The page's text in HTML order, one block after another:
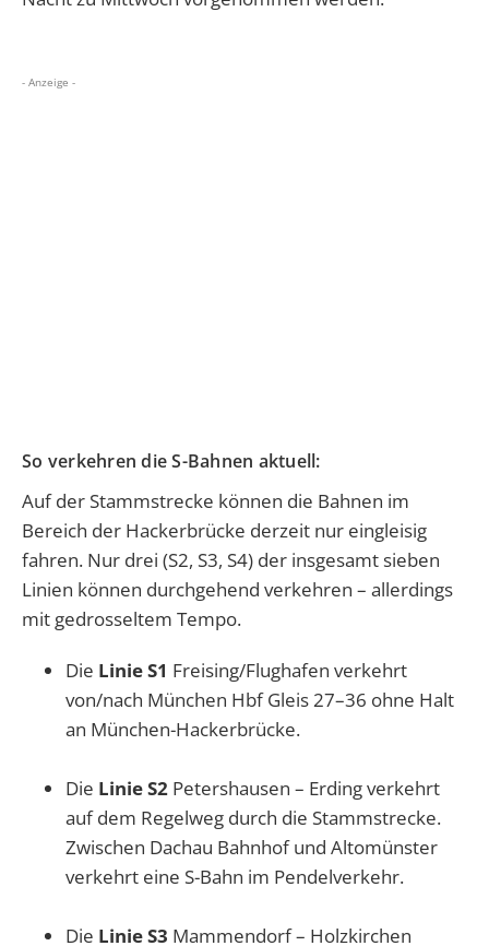
- Anzeige -
So verkehren die S-Bahnen aktuell:
Auf der Stammstrecke können die Bahnen im
Bereich der Hackerbrücke derzeit nur eingleisig
fahren. Nur drei (S2, S3, S4) der insgesamt sieben
Linien können durchgehend verkehren – allerdings
mit gedrosseltem Tempo.
Die Linie S1 Freising/Flughafen verkehrt
von/nach München Hbf Gleis 27–36 ohne Halt
an München-Hackerbrücke.
Die Linie S2 Petershausen – Erding verkehrt
auf dem Regelweg durch die Stammstrecke.
Zwischen Dachau Bahnhof und Altomünster
verkehrt eine S-Bahn im Pendelverkehr.
Die Linie S3 Mammendorf – Holzkirchen